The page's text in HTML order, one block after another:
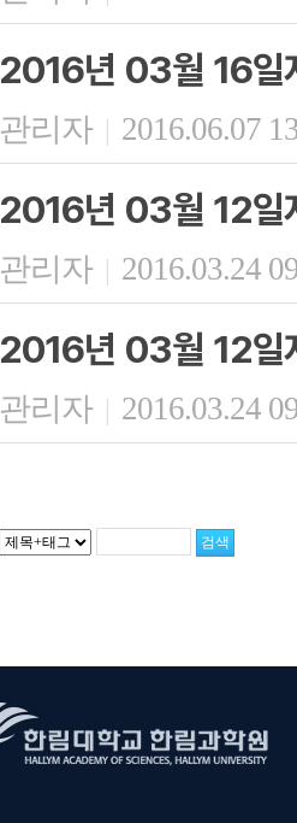
2016년 03월 16일
관리자 | 2016.06.07
2016년 03월 12일
관리자 | 2016.03.24
2016년 03월 12일
관리자 | 2016.03.24